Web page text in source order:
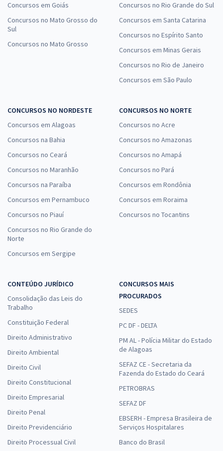
Concursos em Goiás
Concursos no Mato Grosso do
Sul
Concursos no Mato Grosso
Concursos no Rio Grande do Sul
Concursos em Santa Catarina
Concursos no Espírito Santo
Concursos em Minas Gerais
Concursos no Rio de Janeiro
Concursos em São Paulo
CONCURSOS NO NORDESTE
Concursos em Alagoas
Concursos na Bahia
Concursos no Ceará
Concursos no Maranhão
Concursos na Paraíba
Concursos em Pernambuco
Concursos no Piauí
Concursos no Rio Grande do
Norte
Concursos em Sergipe
CONCURSOS NO NORTE
Concursos no Acre
Concursos no Amazonas
Concursos no Amapá
Concursos no Pará
Concursos em Rondônia
Concursos em Roraima
Concursos no Tocantins
CONTEÚDO JURÍDICO
Consolidação das Leis do
Trabalho
Constituição Federal
Direito Administrativo
Direito Ambiental
Direito Civil
Direito Constitucional
Direito Empresarial
Direito Penal
Direito Previdenciário
Direito Processual Civil
CONCURSOS MAIS
PROCURADOS
SEDES
PC DF - DELTA
PM AL - Polícia Militar do Estado
de Alagoas
SEFAZ CE - Secretaria da
Fazenda do Estado do Ceará
PETROBRAS
SEFAZ DF
EBSERH - Empresa Brasileira de
Serviços Hospitalares
Banco do Brasil